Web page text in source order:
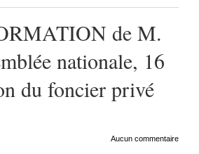
de M.
nationale, 16
du foncier privé
Aucun commentaire